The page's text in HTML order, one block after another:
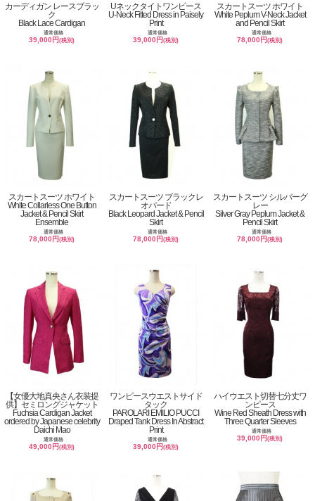
カーディガン レースブラッ
ク
Black Lace Cardigan
通常価格
39,000円(税別)
Uネックタイトワンピース
U-Neck Fitted Dress in Paisely
Print
通常価格
39,000円(税別)
スカートスーツ ホワイト
White Peplum V-Neck Jacket
and Pencil Skirt
通常価格
78,000円(税別)
スカートスーツ ホワイト
White Collarless One Button
Jacket & Pencil Skirt
Ensemble
通常価格
78,000円(税別)
スカートスーツ ブラックレ
オパード
Black Leopard Jacket & Pencil
Skirt
通常価格
78,000円(税別)
スカートスーツ シルバーグ
レー
Silver Gray Peplum Jacket &
Pencil Skirt
通常価格
78,000円(税別)
【女優大地真央さん衣装提
供】セミロングジャケット
Fuchsia Cardigan Jacket
ordered by Japanese celebrity
Daichi Mao
通常価格
49,000円(税別)
ワンピースウエストサイド
タック
PAROLARI EMILIO PUCCI
Draped Tank Dress In Abstract
Print
通常価格
39,000円(税別)
ハイウエスト切替七分丈ワ
ンピース
Wine Red Sheath Dress with
Three Quarter Sleeves
通常価格
39,000円(税別)